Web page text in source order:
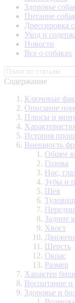
Здоровье
Питание собак
Дрессировка
Уход и
Новости
Все о собаках
Содержание
Ключевые
Описание
Плюсы и
История
Внешность
Общее
Голова
Нос,
Зубы и
Шея
Задние
Хвост
Шерсть
Окрас
Размер
Характер
Воспитание и
Здоровье и